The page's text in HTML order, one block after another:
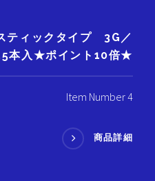
ィックタイプ 3G／
本入★ポイント10倍★
Item Number 4
商品詳細